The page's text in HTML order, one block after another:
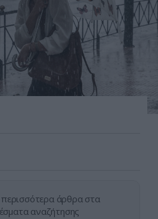
άρθρα στα
αναζήτησης